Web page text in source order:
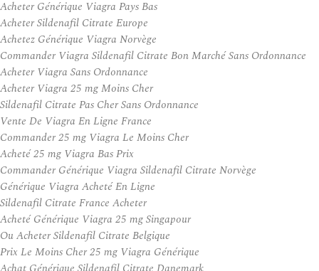
Acheter Générique Viagra Pays Bas
Acheter Sildenafil Citrate Europe
Achetez Générique Viagra Norvège
Commander Viagra Sildenafil Citrate Bon Marché Sans Ordonnance
Acheter Viagra Sans Ordonnance
Acheter Viagra 25 mg Moins Cher
Sildenafil Citrate Pas Cher Sans Ordonnance
Vente De Viagra En Ligne France
Commander 25 mg Viagra Le Moins Cher
Acheté 25 mg Viagra Bas Prix
Commander Générique Viagra Sildenafil Citrate Norvège
Générique Viagra Acheté En Ligne
Sildenafil Citrate France Acheter
Acheté Générique Viagra 25 mg Singapour
Ou Acheter Sildenafil Citrate Belgique
Prix Le Moins Cher 25 mg Viagra Générique